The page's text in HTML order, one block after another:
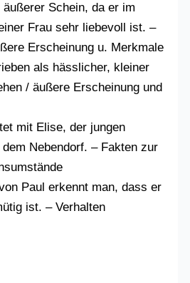
Schein, da er im
Frau sehr liebevoll ist. –
Erscheinung u. Merkmale
als hässlicher, kleiner
/ äußere Erscheinung und
mit Elise, der jungen
Nebendorf. – Fakten zur
Paul erkennt man, dass er
ist. – Verhalten